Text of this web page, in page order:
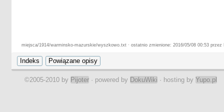
miejsca/1914/warminsko-mazurskie/wyszkowo.txt · ostatnio zmienione: 2016/05/08 00:53 przez
©2005-2010 by Pijoter · powered by DokuWiki · hosting by Yupo.pl